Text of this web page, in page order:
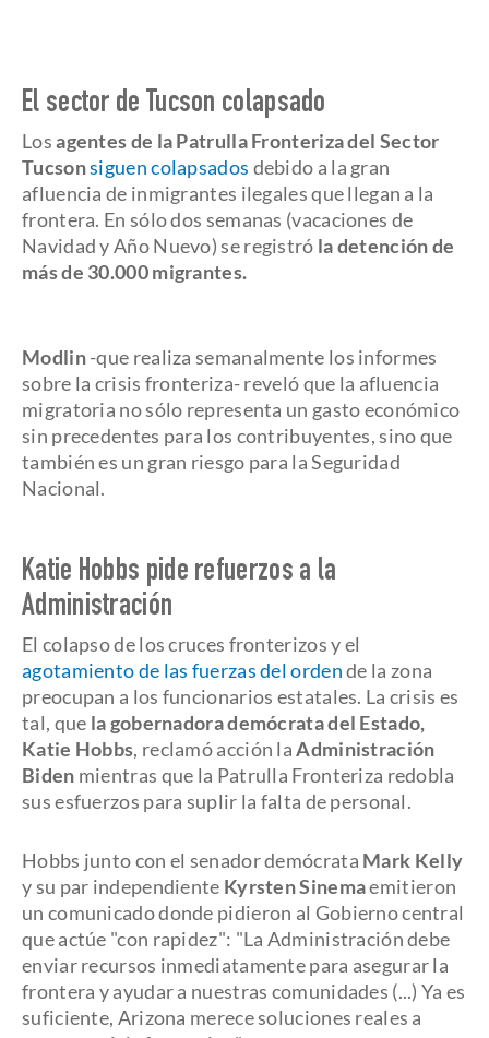
El sector de Tucson colapsado
Losagentes de la Patrulla Fronteriza del Sector
Tucsonsiguen colapsados debido a la gran
afluencia de inmigrantes ilegales que llegan a la
frontera. En sólo dos semanas (vacaciones de
Navidad y Año Nuevo) se registró la detención de
más de 30.000 migrantes.
Modlin-que realiza semanalmente los informes
sobre la crisis fronteriza- reveló que la afluencia
migratoria no sólo representa un gasto económico
sin precedentes para los contribuyentes, sino que
también es un gran riesgo para la Seguridad
Nacional.
Katie Hobbs pide refuerzos a la
Administración
El colapso de los cruces fronterizos y el
agotamiento de las fuerzas del ordende la zona
preocupan a los funcionarios estatales. La crisis es
tal, que la gobernadora demócrata del Estado,
Katie Hobbs, reclamó acción laAdministración
Biden mientras que la Patrulla Fronteriza redobla
sus esfuerzos para suplir la falta de personal.
Hobbs junto con el senador demócrata Mark Kelly
y su par independiente Kyrsten Sinemaemitieron
un comunicado donde pidieron al Gobierno central
que actúe "con rapidez": "La Administración debe
enviar recursos inmediatamente para asegurar la
frontera y ayudar a nuestras comunidades (...) Ya es
suficiente, Arizona merece soluciones reales a